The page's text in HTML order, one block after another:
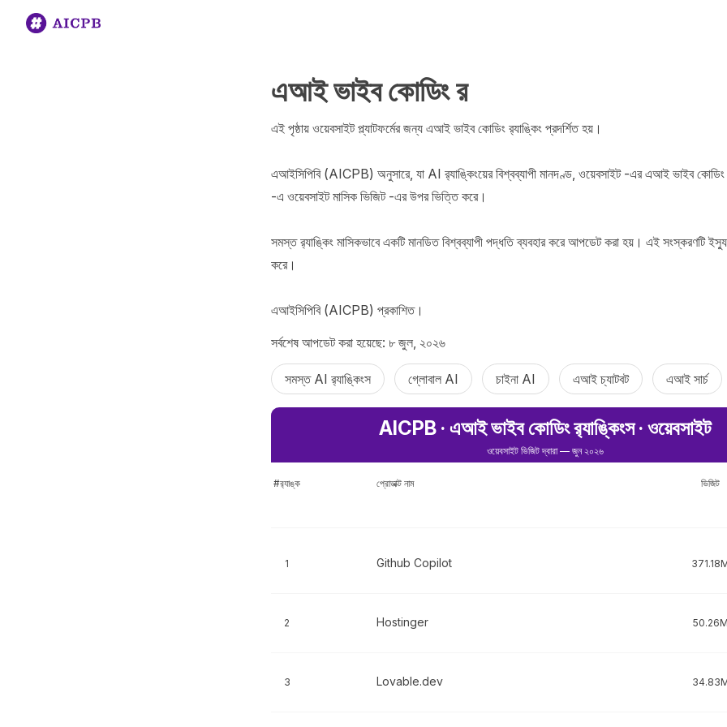
এআই ভাইব কোডিং র‌‍‍‍‍‍‍‍‍‍‍‍‍‍‍‍‍‍‍‍‍‍‍‍‍‍‍‍‍‍‍‍‍‍‍‍‍‍‍‍‍‍‍‍‍‍‍‍‍‍‍‍‍‍‍‍‍‍‍‍‍‍‍‍‍‍‍‍‍‍‍‍‍‍‍‍‍‍‍‍‍‍‍‍‍‍‍‍‍‍‍‍‍‍‍‍‍‍‍‍‍‍‍‍‍‍‍‍‍‍‍‍‍‍‍‍‍‍‍‍‍‍‍‍‍‍‍‍‍‍‍‍‍‍‍‍‍‍‍‍‍‍‍‍‍‍‍‍‍‍‍‍‍‍‍‍‍‍‍‍‍‍‍‍‍‍‍‍‍‍‍‍‍‍‍‍‍‍‍‍‍‍‍‍‍‍‍‍‍‍‍‍‍‍‍‍‍‍‍‍‍‍‍‍‍‍‍‍‍‍‍‍‍‍‍‍‍‍‍‍‍‍‍‍‍‍‍‍‍‍‍‍‍‍‍‍‍‍‍‍‍‍‍‍‍‍‍‍‍‍‍‍‍‍‍‍‍‍‍‍‍‍‍‍‍‍‍‍‍‍‍‍‍‍‍‍‍‍‍‍‍‍‍‍‍‍‍‍‍‍‍‍‍‍‍‍‍‍‍‍‍‍‍‍‍‍‍‍‍‍‍‍‍‍‍‍‍‍‍‍‍‍‍‍‍‍‍‍‍‍‍‍‍‍‍‍‍‍‍‍‍‍‍‍‍‍‍‍‍‍‍‍‍‍‍‍‍‍‍‍‍‍‍‍‍‍‍‍‍‍‍‍‍‍‍‍‍‍‍‍‍‍‍‍‍‍‍‍‍‍‍‍‍‍‍‍‍‍‍‍‍‍‍‍‍‍‍‍‍‍‍‍‍‍‍‍‍‍‍‍‍‍‍‍‍‍‍‍‍‍‍‍‍‍‍‍‍‍‍‍‍‍‍‍‍‍‍‍‍‍‍‍‍‍‍‍‍‍‍‍‍‍‍‍‍‍‍‍‍‍‍‍‍‍‍‍‍‍‍‍‍‍‍‍‍‍‍‍‍‍‍‍‍‍‍‍‍‍‍‍‍‍‍‍‍‍‍‍‍‍‍‍‍‍‍‍‍‍‍‍‍‍‍‍‍‍‍‍‍‍‍‍‍‍‍‍‍‍‍‍‍‍‍‍‍‍‍‍‍‍‍‍‍‍‍‍‍‍‍‍‍‍‍‍‍‍‍‍‍‍‍‍‍‍‍‍‍‍‍‍‍‍‍‍‍‍‍‍‍‍‍‍‍‍‍‍‍‍‍‍‍‍‍‍‍‍‍‍‍‍‍‍‍‍‍‍‍‍‍‍‍‍‍‍‍‍‍‍‍‍‍‍‍‍‍‍‍‍‍‍‍‍‍‍‍‍‍‍‍‍‍‍‍‍‍‍‍‍‍‍‍‍‍‍‍‍‍‍‍‍‍‍‍‍‍‍‍‍‍‍‍‍‍‍‍‍‍‍‍‍‍‍‍‍‍‍‍‍‍‍‍‍‍‍‍‍‍‍‍‍‍‍‍‍‍‍‍‍‍‍‍‍‍‍‍‍‍‍‍‍‍‍‍‍‍‍‍‍‍‍‍‍‍‍‍‍‍‍‍‍‍‍‍‍‍‍‍‍‍‍‍‍‍‍‍‍‍‍‍‍‍‍‍‍‍‍‍‍‍‍‍‍‍‍‍‍‍‍‍‍‍‍‍‍‍‍‍‍‍‍‍‍‍‍‍‍‍‍‍‍‍‍‍‍‍‍‍‍‍‍‍‍‍‍‍‍‍‍‍‍‍‍‍‍‍‍‍‍‍‍‍‍‍‍‍‍‍‍‍‍‍‍‍‍‍‍‍‍‍‍‍‍‍‍‍‍‍‍‍‍‍‍‍‍‍‍‍‍‍‍‍‍‍‍‍‍‍‍‍‍‍‍‍‍‍‍‍‍‍‍‍‍‍‍‍‍‍‍‍‍‍‍‍‍‍‍‍‍‍‍‍‍‍‍‍‍‍‍‍‍‍‍‍‍‍‍‍‍‍‍‍‍‍‍‍‍‍‍‍‍‍‍‍‍‍‍‍‍‍‍‍‍‍‍‍‍‍‍‍‍‍‍‍‍‍‍‍‍‍‍‍‍‍‍‍‍‍‍‍‍‍‍‍‍‍‍‍‍‍‍‍‍‍‍‍‍‍‍‍‍‍‍‍‍‍‍‍‍‍‍‍‍‍‍‍‍‍‍‍‍‍‍‍‍‍‍‍‍‍‍‍‍‍‍‍‍‍‍‍‍‍‍‍‍‍‍‍‍‍‍‍‍‍‍‍‍‍‍‍‍‍‍‍‍‍‍‍‍‍‍‍‍‍‍‍‍‍‍‍‍‍‍‍‍‍‍‍‍‍‍‍‍‍‍‍‍‍‍‍‍‍‍‍‍‍‍‍‍‍‍‍‍‍‍‍‍‍‍‍‍‍‍‍‍‍‍‍‍‍‍‍‍‍‍‍‍‍‍‍‍‍‍‍‍‍‍‍‍‍‍‍‍‍‍‍‍‍‍‍‍‍‍‍‍‍‍‍‍‍‍‍‍‍‍‍‍‍‍‍‍‍‍‍‍‍‍‍‍‍‍‍‍‍‍‍‍‍‍‍‍‍‍‍‍‍‍‍‍‍‍‍‍‍‍‍‍‍‍‍‍‍‍‍‍‍‍‍‍‍‍‍‍‍‍‍‍‍‍‍‍‍‍‍‍‍‍‍‍‍‍‍‍‍‍‍‍‍‍‍‍‍‍‍‍‍‍‍‍‍‍‍‍‍‍‍‍‍‍‍‍‍‍‍‍‍‍‍‍‍‍‍‍‍‍‍‍‍‍‍‍‍‍‍‍‍‍‍‍‍‍‍‍‍‍‍‍‍‍‍‍‍‍‍‍‍‍‍‍‍‍‍‍‍‍‍‍‍‍‍‍‍‍‍‍‍‍‍‍‍‍‍‍‍‍‍‍‍‍‍‍‍‍‍‍‍‍‍‍‍‍‍‍‍‍‍‍‍‍‍‍‍‍‍‍‍‍‍‍‍‍‍‍‍‍‍‍‍‍‍‍‍‍‍‍‍‍‍‍‍‍‍‍‍‍‍‍‍‍‍‍‍‍‍‍‍‍‍‍‍‍‍‍‍‍‍‍‍‍‍‍‍‍‍‍‍‍‍‍‍‍‍‍‍‍‍‍‍‍‍‍‍‍‍‍‍‍‍‍‍‍‍‍‍‍‍‍‍‍‍‍‍‍‍‍‍‍‍‍‍‍‍‍‍‍‍‍‍‍‍‍‍‍‍‍‍‍‍‍‍‍‍‍‍‍‍‍‍‍‍‍‍‍‍‍‍‍‍‍‍‍‍‍‍‍‍‍‍‍‍‍‍‍‍‍‍‍‍‍‍‍‍‍‍‍‍‍‍‍‍‍‍‍‍‍‍‍‍‍‍‍‍‍‍‍‍‍‍‍‍‍‍‍‍‍‍‍‍‍‍‍‍‍‍‍‍‍‍‍‍‍‍‍‍‍‍‍‍‍‍‍‍‍‍‍‍‍‍‍‍‍‍‍‍‍‍‍‍‍‍‍‍‍‍‍‍‍‍‍‍‍‍‍‍‍‍‍‍‍‍‍‍‍‍‍‍‍‍‍‍‍‍‍‍‍‍‍‍‍‍‍‍‍‍‍‍‍‍‍‍‍‍‍‍‍‍‍‍‍‍‍‍‍‍‍‍‍‍‍‍‍‍‍‍‍‍‍‍‍‍‍‍‍‍‍‍‍‍‍‍‍‍‍‍‍‍‍‍‍‍‍‍‍‍‍‍‍‍‍‍‍‍‍‍‍‍‍‍‍‍‍‍‍‍‍‍‍‍‍‍‍‍‍‍‍‍‍‍‍‍‍‍‍‍‍‍‍‍‍‍‍‍‍‍‍‍‍‍‍‍‍‍‍‍‍‍‍‍‍‍‍‍‍‍‍‍‍‍‍‍‍‍‍‍‍‍‍‍‍‍‍‍‍‍‍‍‍‍‍‍‍‍‍‍‍‍‍‍‍‍‍‍‍‍‍‍‍‍‍‍‍‍‍‍‍‍‍‍‍‍‍‍‍‍‍‍‍‍‍‍‍‍‍‍‍‍‍‍‍‍‍‍‍‍‍‍‍‍‍‍‍‍‍‍‍‍‍‍‍‍‍‍‍‍‍‍‍‍‍‍‍‍‍‍‍‍‍‍‍‍‍‍‍‍‍‍‍‍‍‍‍‍‍‍‍‍‍‍‍‍‍‍‍‍‍‍‍‍‍‍‍‍‍‍‍‍‍‍‍‍‍‍‍‍‍‍‍‍‍‍‍‍‍‍‍‍‍‍‍‍‍‍‍‍‍‍‍
এই পৃষ্ঠায় ওয়েবসাইট প্ল্যাটফর্মের জন্য এআই ভাইব কোডিং র‍্যাঙ্কিং প্রদর্শিত হয়।
এআইসিপিবি (AICPB) অনুসারে, যা AI র‍্যাঙ্কিংয়ের বিশ্বব্যাপী মানদণ্ড, ওয়েবসাইট -এর এআই ভাইব
-এ ওয়েবসাইট মাসিক ভিজিট -এর উপর ভিত্তি করে।
সমস্ত র‍্যাঙ্কিং মাসিকভাবে একটি মানডিত বিশ্বব্যাপী পদ্ধতি ব্যবহার করে আপডেট করা হয়। এই সংস্করণটি
করে।
এআইসিপিবি (AICPB) প্রকাশিত।
সর্বশেষ আপডেট করা হয়েছে: ৮ জুল, ২০২৬
সমস্ত AI র‍্যাঙ্কিংস গ্লোবাল AI চাইনা AI এআই চ্যাটবট এআই সার্চ
AICPB · এআই ভাইব কোডিং র‌্যাঙ্কিংস · ওয়েবসাইট
ওয়েবসাইট ভিজিট দ্বারা — জুন ২০২৬
#র‍্যাঙ্ক প্রোডাক্ট নাম ভিজিট
1 Github Copilot
2 Hostinger 50.26M
3 Lovable.dev